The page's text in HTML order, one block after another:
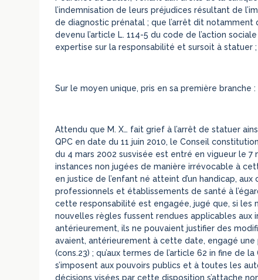
l’indemnisation de leurs préjudices résultant de
de diagnostic prénatal ; que l’arrêt dit notamment
devenu l’article L. 114-5 du code de l’action
expertise sur la responsabilité et sursoit à statuer ;
Sur le moyen unique, pris en sa première branche :
Attendu que M. X… fait grief à l’arrêt de statuer
QPC en date du 11 juin 2010, le Conseil
du 4 mars 2002 susvisée est entré en vigueur le
instances non jugées de manière irrévocable à
en justice de l’enfant né atteint d’un handicap,
professionnels et établissements de santé à
cette responsabilité est engagée, jugé que, si les
nouvelles règles fussent rendues applicables aux
antérieurement, ils ne pouvaient justifier des
avaient, antérieurement à cette date, engagé
(cons.23) ; qu’aux termes de l’article 62 in fine de
s’imposent aux pouvoirs publics et à toutes les
décisions visées par cette disposition s’attache